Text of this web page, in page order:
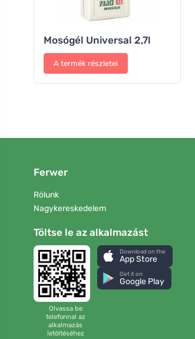
Mosógél Universal 2,7l
A termék részletei
Ferwer
Rólunk
Nagykereskedelem
Töltse le az alkalmazást
Olvassa be
telefonnal az
alkalmazás
letöltéséhez
Download on the
App Store
Get it on
Google Play